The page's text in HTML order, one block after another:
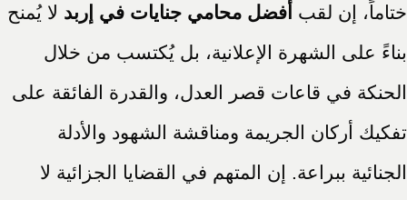
ختاماً، إن لقب أفضل محامي جنايات في إربد لا يُمنح
بناءً على الشهرة الإعلانية، بل يُكتسب من خلال
الحنكة في قاعات قصر العدل، والقدرة الفائقة على
تفكيك أركان الجريمة ومناقشة الشهود والأدلة
الجنائية ببراعة. إن المتهم في القضايا الجزائية لا